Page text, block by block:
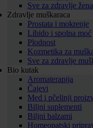
Sve za zdravlje žena
Zdravlje muškaraca
Prostata i mokrenje
Libido i spolna moć
Plodnost
Kozmetika za
Sve za zdravlje
Bio kutak
Aromaterapija
Čajevi
Med i pčelinji
Biljni suplementi
Biljni balzami
Homeopatski